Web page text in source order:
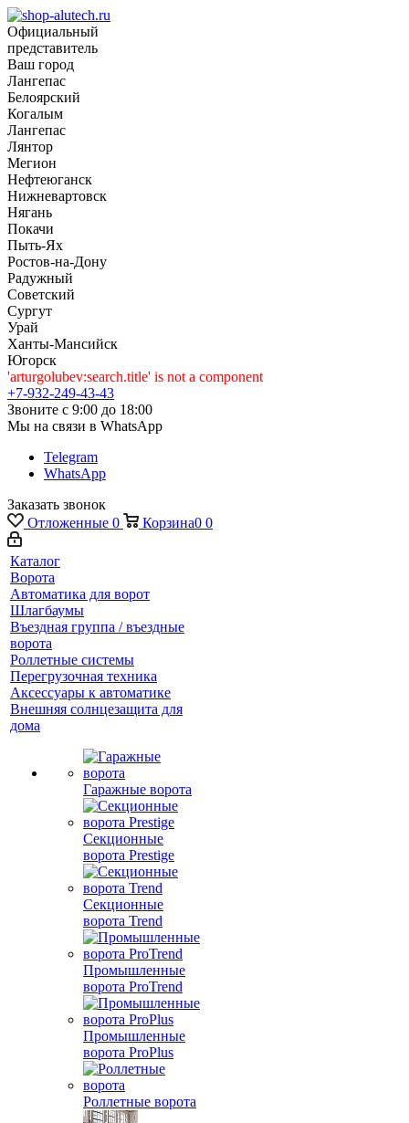
Официальный
представитель
Ваш город
Лангепас
Белоярский
Когалым
Лангепас
Лянтор
Мегион
Нефтеюганск
Нижневартовск
Нягань
Покачи
Пыть-Ях
Рoстов-на-Дону
Радужный
Советский
Сургут
Урай
Ханты-Мансийск
Югорск
'arturgolubev:search.title' is not a component
+7-932-249-43-43
Звоните с 9:00 до 18:00
Мы на связи в WhatsApp
Telegram
WhatsApp
Заказать звонок
Отложенные 0 Корзина0 0
Каталог
Ворота
Автоматика для ворот
Шлагбаумы
Въездная группа / въездные
ворота
Роллетные системы
Перегрузочная техника
Аксессуары к автоматике
Внешняя солнцезащита для
дома
Гаражные ворота
Секционные
ворота Prestige
Секционные
ворота Trend
Промышленные
ворота ProTrend
Промышленные
ворота ProPlus
Роллетные ворота